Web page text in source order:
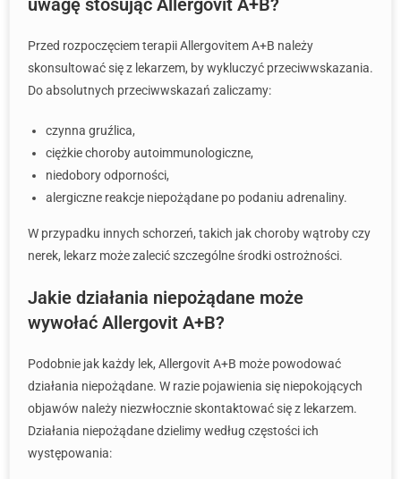
uwagę stosując Allergovit A+B?
Przed rozpoczęciem terapii Allergovitem A+B należy
skonsultować się z lekarzem, by wykluczyć przeciwwskazania.
Do absolutnych przeciwwskazań zaliczamy:
czynna gruźlica,
ciężkie choroby autoimmunologiczne,
niedobory odporności,
alergiczne reakcje niepożądane po podaniu adrenaliny.
W przypadku innych schorzeń, takich jak choroby wątroby czy
nerek, lekarz może zalecić szczególne środki ostrożności.
Jakie działania niepożądane może
wywołać Allergovit A+B?
Podobnie jak każdy lek, Allergovit A+B może powodować
działania niepożądane. W razie pojawienia się niepokojących
objawów należy niezwłocznie skontaktować się z lekarzem.
Działania niepożądane dzielimy według częstości ich
występowania: